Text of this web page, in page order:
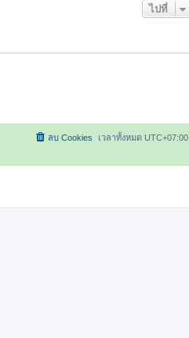
ไปที่
เวลาทั้งหมด UTC+07:00
ลบ Cookies